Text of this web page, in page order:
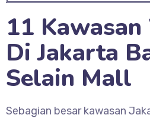
11
Di Jakarta
Selain Mall
Sebagian besar kawasan